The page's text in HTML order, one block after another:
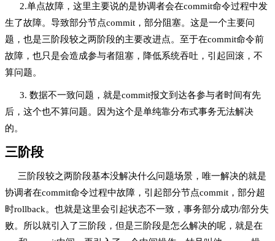
2.单点故障，这里主要说的是协调者会在commit命令过程中发
生了故障。导致部分节点commit，部分阻塞。这是一个主要问
题，也是三阶段较之两阶段的主要改进点。至于在commit命令前
故障，也只是会造成参与者阻塞，降低系统吞吐，引起回滚，不
算问题。
3. 数据不一致问题，就是commit报文到达各参与者时间有先
后，这个也不算问题。因为这个是单纯靠分布式事务无法解决
的。
三阶段
三阶段较之两阶段基本没解决什么问题场景，唯一解决的就是
协调者在commit命令过程中故障，引起部分节点commit，部分超
时rollback。也就是这里会引起状态不一致，事务部分成功/部分失
败。所以就引入了三阶段，但是三阶段是怎么解决的呢，就是在